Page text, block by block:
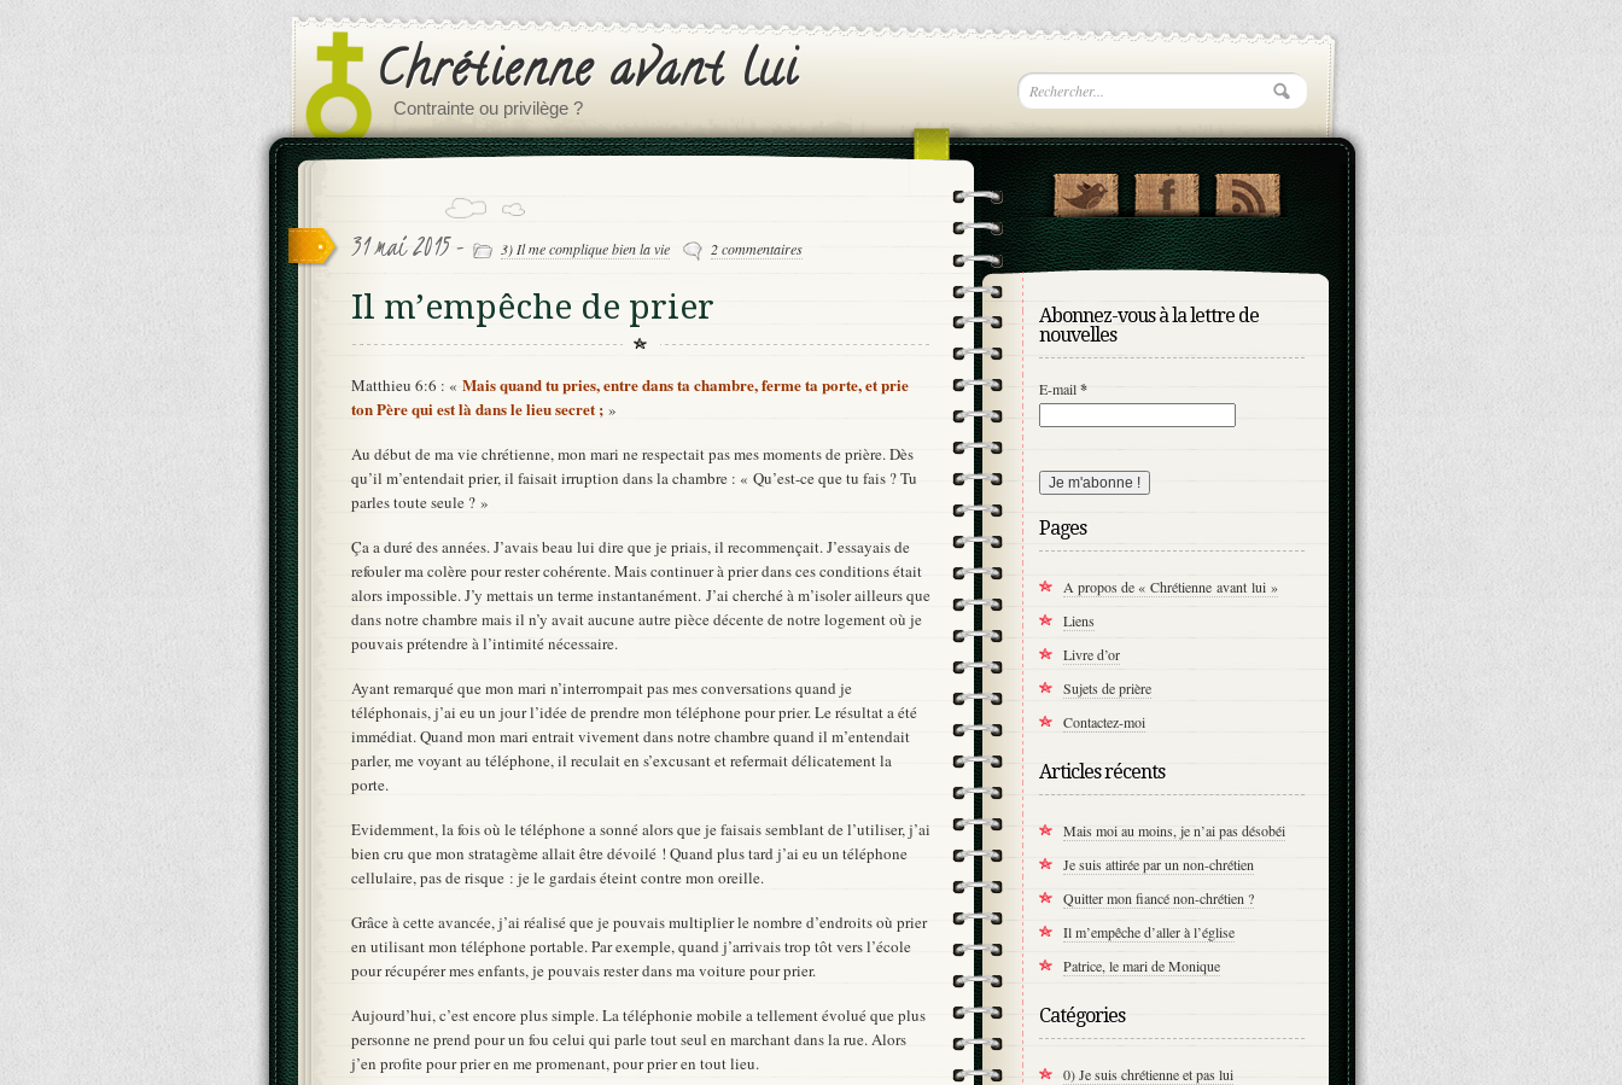
Chrétienne avant lui
Contrainte ou privilège ?
31 mai 2015 - 3) Il me complique bien la vie 2 commentaires
Il m’empêche de prier
Matthieu 6:6 : « Mais quand tu pries, entre dans ta chambre, ferme ta porte, et prie
ton Père qui est là dans le lieu secret ; »
Au début de ma vie chrétienne, mon mari ne respectait pas mes moments de prière. Dès
qu’il m’entendait prier, il faisait irruption dans la chambre : « Qu’est-ce que tu fais ? Tu
parles toute seule ? »
Ça a duré des années. J’avais beau lui dire que je priais, il recommençait. J’essayais de
refouler ma colère pour rester cohérente. Mais continuer à prier dans ces conditions était
alors impossible. J’y mettais un terme instantanément. J’ai cherché à m’isoler ailleurs que
dans notre chambre mais il n’y avait aucune autre pièce décente de notre logement où je
pouvais prétendre à l’intimité nécessaire.
Ayant remarqué que mon mari n’interrompait pas mes conversations quand je
téléphonais, j’ai eu un jour l’idée de prendre mon téléphone pour prier. Le résultat a été
immédiat. Quand mon mari entrait vivement dans notre chambre quand il m’entendait
parler, me voyant au téléphone, il reculait en s’excusant et refermait délicatement la
porte.
Evidemment, la fois où le téléphone a sonné alors que je faisais semblant de l’utiliser, j’ai
bien cru que mon stratagème allait être dévoilé ! Quand plus tard j’ai eu un téléphone
cellulaire, pas de risque : je le gardais éteint contre mon oreille.
Grâce à cette avancée, j’ai réalisé que je pouvais multiplier le nombre d’endroits où prier
en utilisant mon téléphone portable. Par exemple, quand j’arrivais trop tôt vers l’école
pour récupérer mes enfants, je pouvais rester dans ma voiture pour prier.
Aujourd’hui, c’est encore plus simple. La téléphonie mobile a tellement évolué que plus
personne ne prend pour un fou celui qui parle tout seul en marchant dans la rue. Alors
j’en profite pour prier en me promenant, pour prier en tout lieu.
Abonnez-vous à la lettre de
nouvelles
E-mail*
Pages
A propos de « Chrétienne avant lui »
Liens
Livre d’or
Sujets de prière
Contactez-moi
Articles récents
Mais moi au moins, je n’ai pas désobéi
Je suis attirée par un non-chrétien
Quitter mon fiancé non-chrétien ?
Il m’empêche d’aller à l’église
Patrice, le mari de Monique
Catégories
0) Je suis chrétienne et pas lui